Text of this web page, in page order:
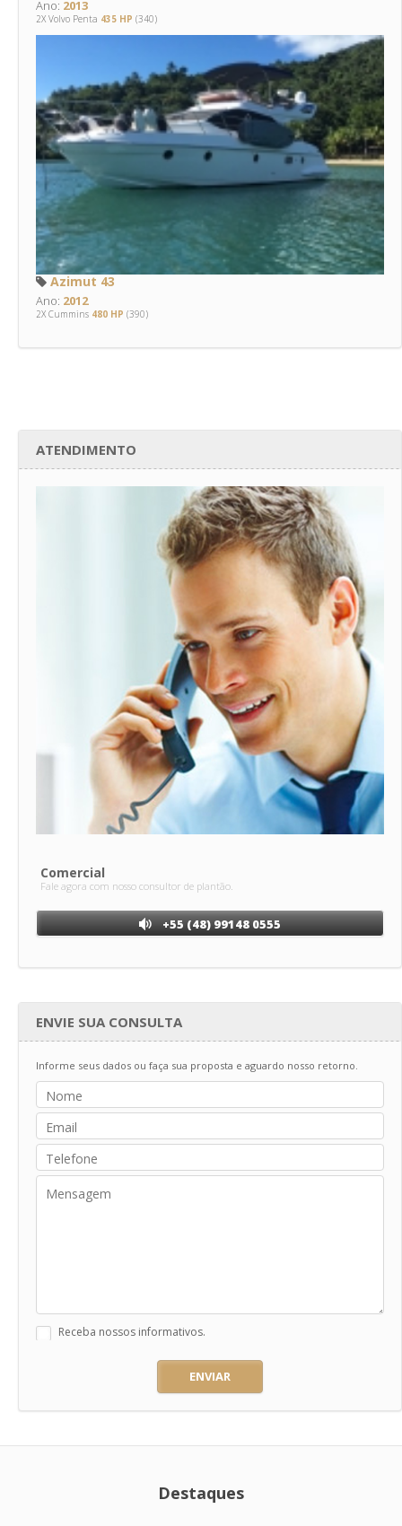
Ano: 2013
2X Volvo Penta 435 HP (340)
Azimut 43
Ano: 2012
2X Cummins 480 HP (390)
ATENDIMENTO
Comercial
Fale agora com nosso consultor de plantão.
+55 (48) 99148 0555
ENVIE SUA CONSULTA
Informe seus dados ou faça sua proposta e aguardo nosso retorno.
Receba nossos informativos.
ENVIAR
Destaques